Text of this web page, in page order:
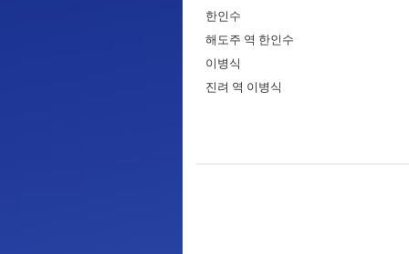
한인수
해도주 역 한인수
이병식
진려 역 이병식